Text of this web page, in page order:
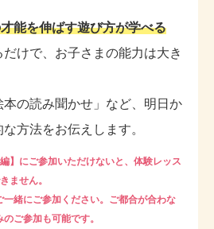
能を伸ばす遊び方が学べる
だけで、お子さまの能力は大き
本の読み聞かせ」など、明日か
方法をお伝えします。
】にご参加いただけないと、体験レッス
ません。
緒にご参加ください。ご都合が合わな
ご参加も可能です。